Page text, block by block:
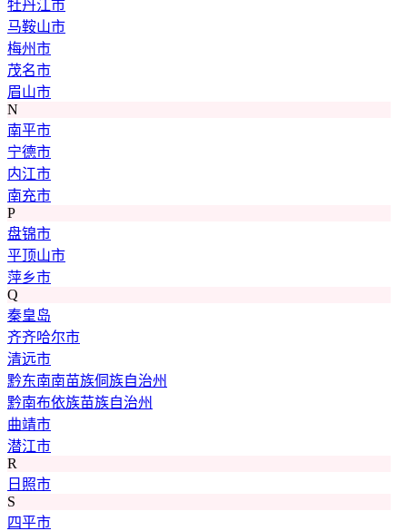
牡丹江市
马鞍山市
梅州市
茂名市
眉山市
N
南平市
宁德市
内江市
南充市
P
盘锦市
平顶山市
萍乡市
Q
秦皇岛
齐齐哈尔市
清远市
黔东南南苗族侗族自治州
黔南布依族苗族自治州
曲靖市
潜江市
R
日照市
S
四平市